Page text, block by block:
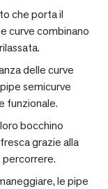
che porta il
curve combinano
delle curve
semicurve
funzionale.
bocchino
grazie alla
percorrere.
le pipe